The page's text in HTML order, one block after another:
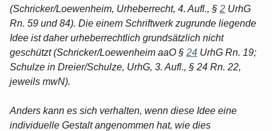
(Schricker/Loewenheim, Urheberrecht, 4. Aufl., § 2 UrhG
Rn. 59 und 84). Die einem Schriftwerk zugrunde liegende
Idee ist daher urheberrechtlich grundsätzlich nicht
geschützt (Schricker/Loewenheim aaO § 24 UrhG Rn. 19;
Schulze in Dreier/Schulze, UrhG, 3. Aufl., § 24 Rn. 22,
jeweils mwN).
Anders kann es sich verhalten, wenn diese Idee eine
individuelle Gestalt angenommen hat, wie dies